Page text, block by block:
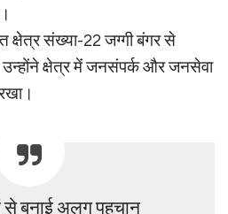
क्षेत्र संख्या-22 जग्गी बंगर से
उन्होंने क्षेत्र में जनसंपर्क और जनसेवा
बनाई अलग पहचान